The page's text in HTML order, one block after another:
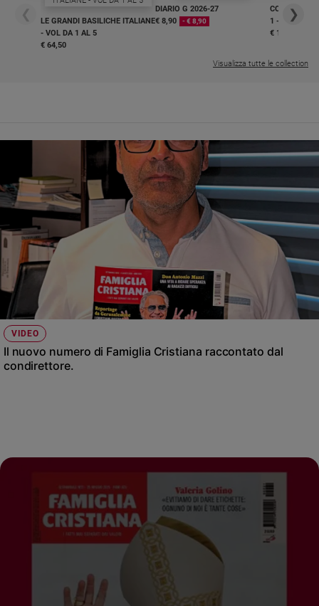
❮
LE GRANDI BASILICHE ITALIANE
- VOL DA 1 AL 5
€ 64,50
DIARIO G 2026-27
€ 8,90
- € 8,90
COLLANA
1 - 2
€ 18,50
❯
Visualizza tutte le collection
VIDEO
Il nuovo numero di Famiglia Cristiana raccontato dal
condirettore.